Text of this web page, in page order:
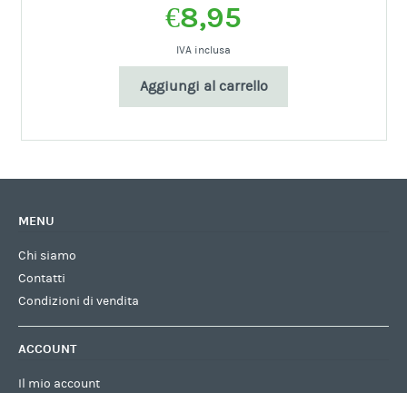
€8,95
IVA inclusa
Aggiungi al carrello
MENU
Chi siamo
Contatti
Condizioni di vendita
ACCOUNT
Il mio account